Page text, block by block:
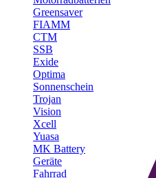
Greensaver
FIAMM
CTM
SSB
Exide
Optima
Sonnenschein
Trojan
Vision
Xcell
Yuasa
MK Battery
Geräte
Fahrrad